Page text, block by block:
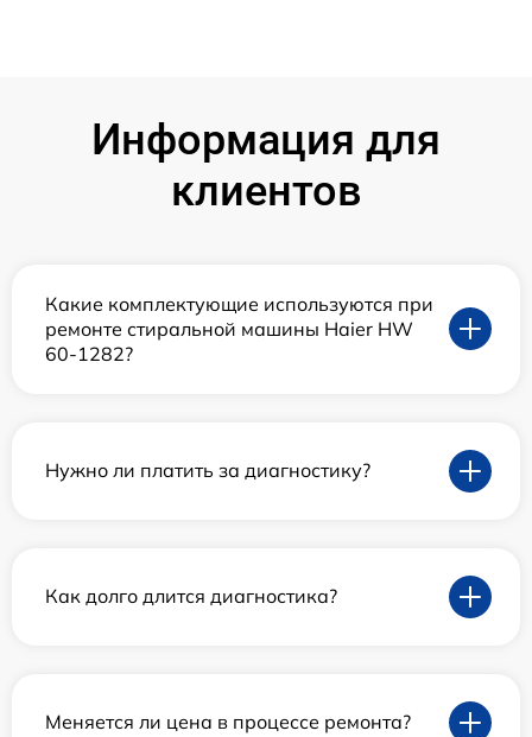
Информация для
клиентов
Какие комплектующие используются при
ремонте стиральной машины Haier HW
60-1282?
Нужно ли платить за диагностику?
Как долго длится диагностика?
Меняется ли цена в процессе ремонта?